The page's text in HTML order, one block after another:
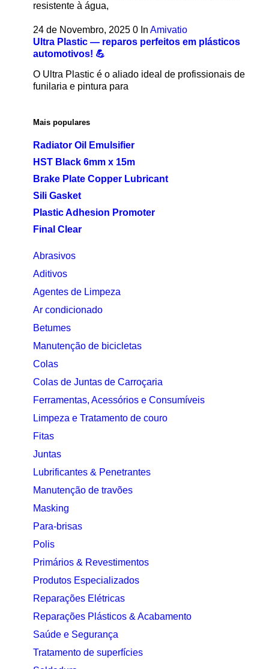
resistente à água,
24 de Novembro, 2025 0 In Amivatio
Ultra Plastic — reparos perfeitos em plásticos
automotivos! 💪
O Ultra Plastic é o aliado ideal de profissionais de
funilaria e pintura para
Mais populares
Radiator Oil Emulsifier
HST Black 6mm x 15m
Brake Plate Copper Lubricant
Sili Gasket
Plastic Adhesion Promoter
Final Clear
Abrasivos
Aditivos
Agentes de Limpeza
Ar condicionado
Betumes
Manutenção de bicicletas
Colas
Colas de Juntas de Carroçaria
Ferramentas, Acessórios e Consumíveis
Limpeza e Tratamento de couro
Fitas
Juntas
Lubrificantes & Penetrantes
Manutenção de travões
Masking
Para-brisas
Polis
Primários & Revestimentos
Produtos Especializados
Reparações Elétricas
Reparações Plásticos & Acabamento
Saúde e Segurança
Tratamento de superfícies